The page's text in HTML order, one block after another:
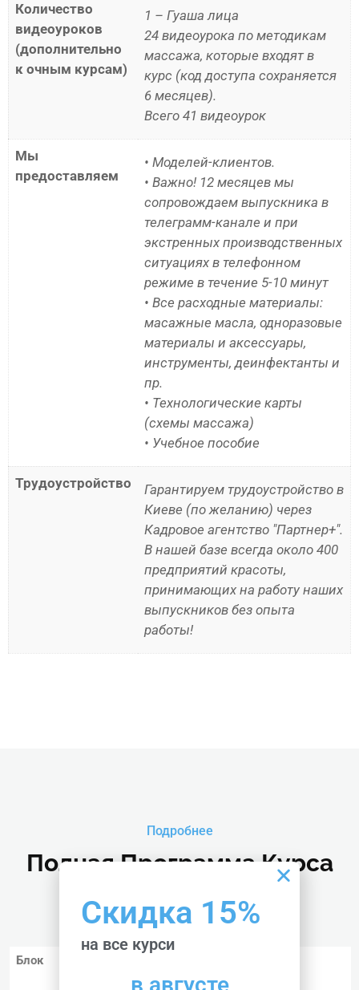
Количество
видеоуроков
(дополнительно
к очным курсам)
1 – Гуаша лица
24 видеоурока по методикам
массажа, которые входят в
курс (код доступа сохраняется
6 месяцев).
Всего 41 видеоурок
Мы
предоставляем
• Моделей-клиентов.
• Важно! 12 месяцев мы
сопровождаем выпускника в
телеграмм-канале и при
экстренных производственных
ситуациях в телефонном
режиме в течение 5-10 минут
• Все расходные материалы:
масажные масла, одноразовые
материалы и аксессуары,
инструменты, деинфектанты и
пр.
• Технологические карты
(схемы массажа)
• Учебное пособие
Трудоустройство
Гарантируем трудоустройство в
Киеве (по желанию) через
Кадровое агентство "Партнер+".
В нашей базе всегда около 400
предприятий красоты,
принимающих на работу наших
выпускников без опыта
работы!
Подробнее
Полная Программа Курса
Блок
Скидка 15%
на все курси